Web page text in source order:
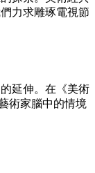
力求雕琢電視節
延伸。在《美術
術家腦中的情境